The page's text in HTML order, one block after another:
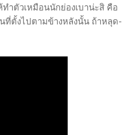
ำตัวเหมือนนักย่องเบาน่ะสิ คือ
ที่ตั้งไปตามข้างหลังนั้น ถ้าหลุด-